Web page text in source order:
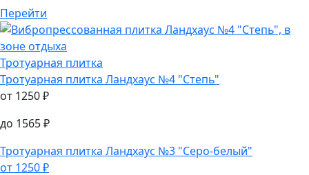
Тротуарная плитка
от1250₽
до1565₽
Перейти
Тротуарная плитка
Тротуарная плитка Ландхаус №4 "Степь"
от 1250₽